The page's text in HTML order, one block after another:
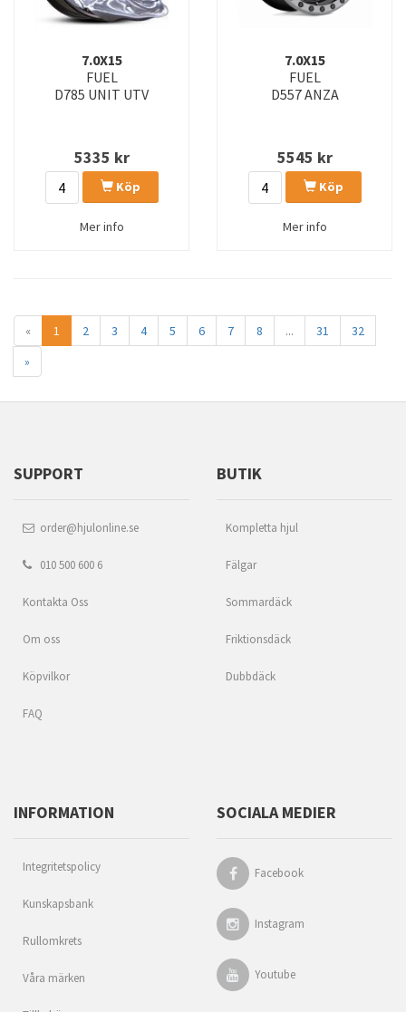
7.0X15
FUEL
D785 UNIT UTV
5335 kr
Köp
Mer info
7.0X15
FUEL
D557 ANZA
5545 kr
Köp
Mer info
« 1 2 3 4 5 6 7 8 ... 31
32
»
SUPPORT
order@hjulonline.se
010 500 600 6
Kontakta Oss
Om oss
Köpvilkor
FAQ
BUTIK
Kompletta hjul
Fälgar
Sommardäck
Friktionsdäck
Dubbdäck
INFORMATION
Integritetspolicy
Kunskapsbank
Rullomkrets
Våra märken
SOCIALA MEDIER
Facebook
Instagram
Youtube